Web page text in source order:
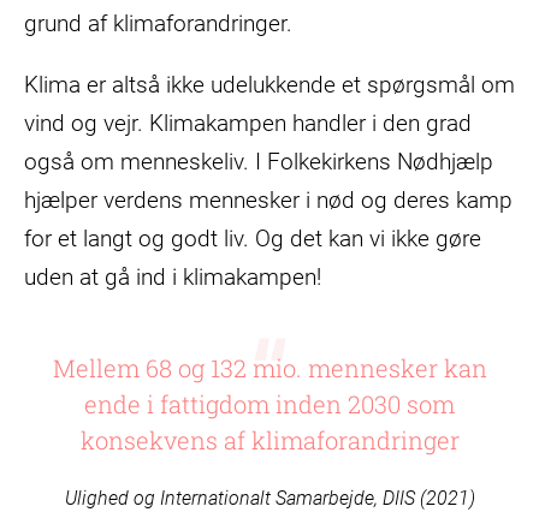
grund af klimaforandringer.
Klima er altså ikke udelukkende et spørgsmål om
vind og vejr. Klimakampen handler i den grad
også om menneskeliv. I Folkekirkens Nødhjælp
hjælper verdens mennesker i nød og deres kamp
for et langt og godt liv. Og det kan vi ikke gøre
uden at gå ind i klimakampen!
Mellem 68 og 132 mio. mennesker kan
ende i fattigdom inden 2030 som
konsekvens af klimaforandringer
Ulighed og Internationalt Samarbejde, DIIS (2021)